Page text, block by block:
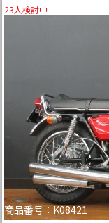
23人検討中
商品番号：K08421